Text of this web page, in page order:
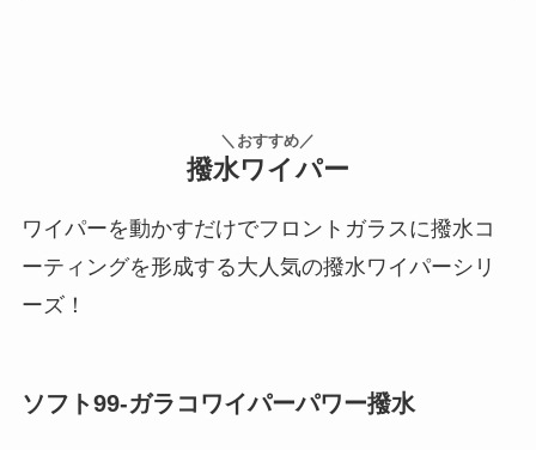
＼おすすめ／
撥水ワイパー
ワイパーを動かすだけでフロントガラスに撥水コ
ーティングを形成する大人気の撥水ワイパーシリ
ーズ！
ソフト99-ガラコワイパーパワー撥水